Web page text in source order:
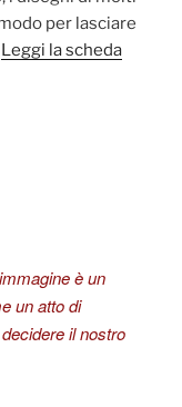
per lasciare
Leggi la scheda
è un
un atto di
il nostro